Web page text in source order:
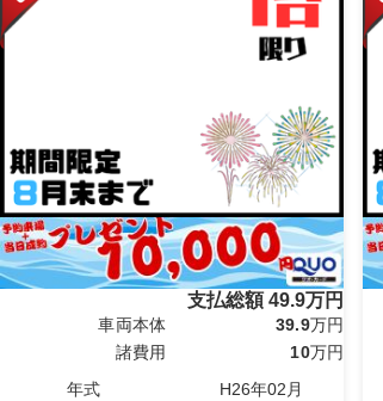
支払総額49.9万円
車両本体 39.9万円
諸費用
10万円
年式
H26年02月